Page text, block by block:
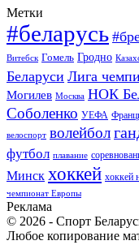
Метки
#беларусь
Витебск Гомель Гродно
Беларуси Лига
Могилев Москва НОК
Соболенко УЕФА
велоспорт волейбол
футбол плавание
Минск хоккей хоккей
чемпионат Европы
Реклама
© 2026 - Спорт
Любое копирование